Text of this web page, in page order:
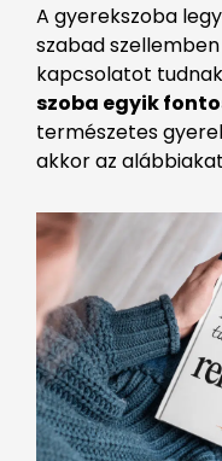
A gyerekszoba
szabad
kapcsolatot
szoba egyik
természetes
akkor az